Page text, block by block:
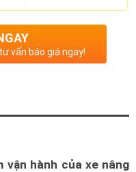
vấn báo giá ngay!
vận hành của xe nâng